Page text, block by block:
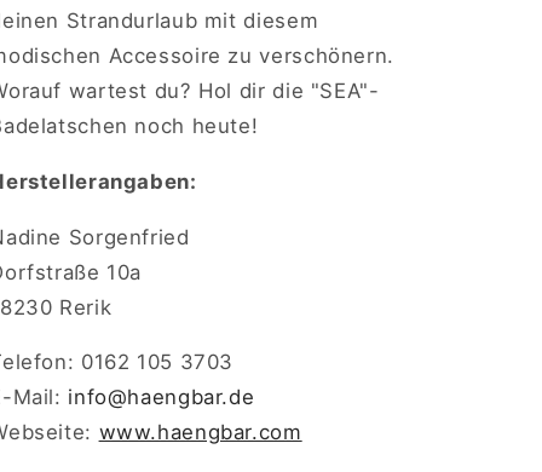
Strandurlaub mit diesem
Accessoire zu verschönern.
wartest du? Hol dir die "SEA"-
noch heute!
Sorgenfried
10a
Rerik
0162 105 3703
Mail: info@haengbar.de
www.haengbar.com